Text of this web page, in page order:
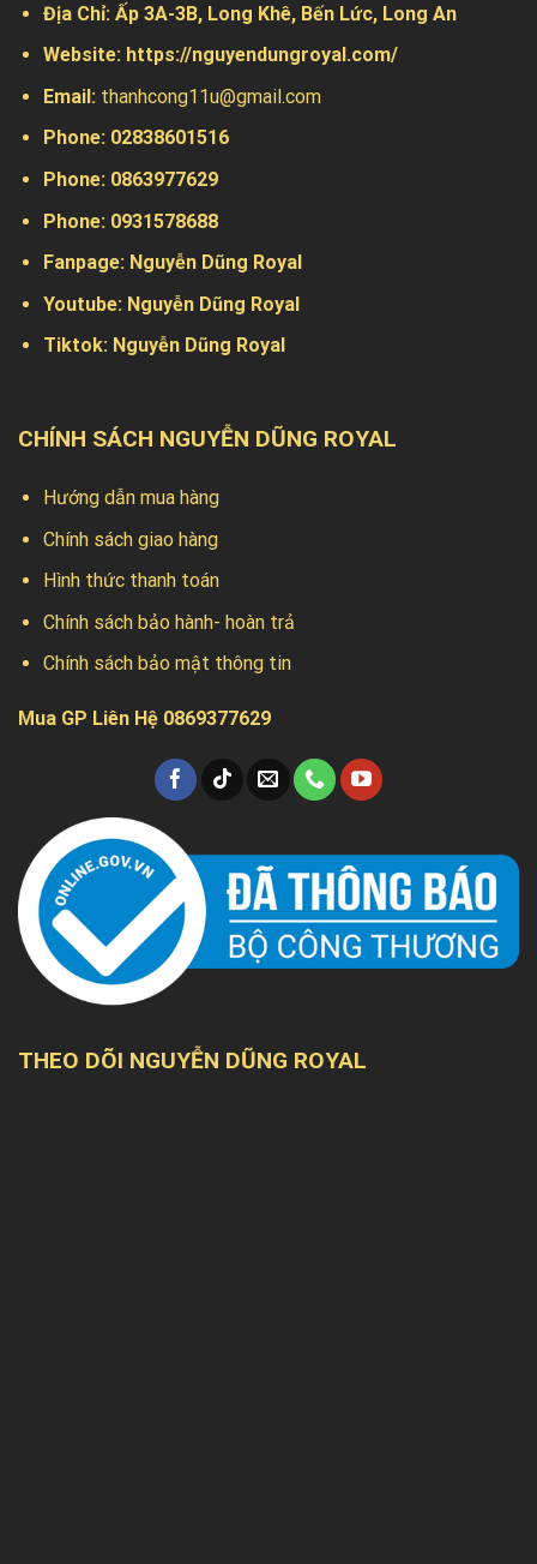
Địa Chỉ: Ấp 3A-3B, Long Khê, Bến Lức, Long An
Website: https://nguyendungroyal.com/
Email: thanhcong11u@gmail.com
Phone: 02838601516
Phone: 0863977629
Phone: 0931578688
Fanpage: Nguyễn Dũng Royal
Youtube: Nguyễn Dũng Royal
Tiktok: Nguyễn Dũng Royal
CHÍNH SÁCH NGUYỄN DŨNG ROYAL
Hướng dẫn mua hàng
Chính sách giao hàng
Hình thức thanh toán
Chính sách bảo hành- hoàn trả
Chính sách bảo mật thông tin
Mua GP Liên Hệ 0869377629
THEO DÕI NGUYỄN DŨNG ROYAL